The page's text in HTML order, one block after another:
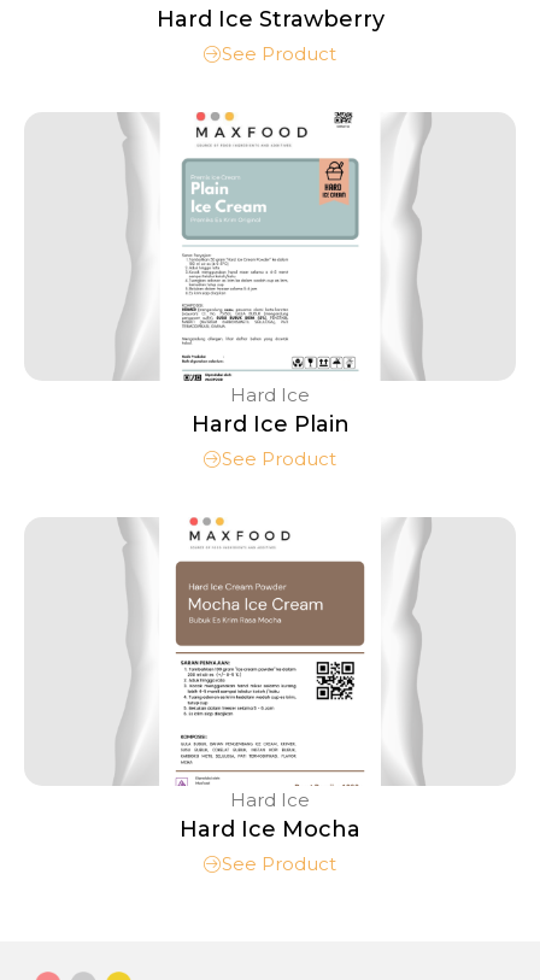
Hard Ice Strawberry
See Product
Hard Ice
Hard Ice Plain
See Product
Hard Ice
Hard Ice Mocha
See Product